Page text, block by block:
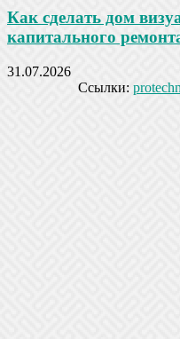
Как сделать дом
капитального
31.07.2026
Ссылки: